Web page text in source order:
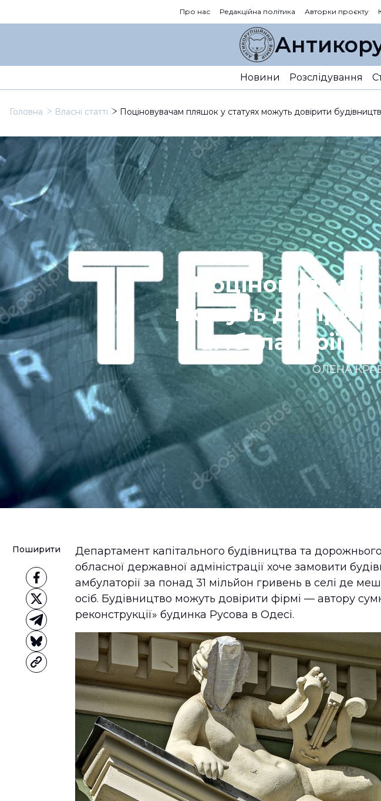
Про нас Редакційна політика Авторки проєкту
Новини Розслідування
Головна Власні статті Поціновувачам пляшок у статуях можуть довірити
можуть
амбулаторії
ОЛЕНА
Поширити
Департамент капітального будівництва та
обласної державної адміністрації хоче замовити
амбулаторії за понад 31 мільйон гривень в селі де
осіб. Будівництво можуть довірити фірмі — автору
реконструкції» будинка Русова в Одесі.